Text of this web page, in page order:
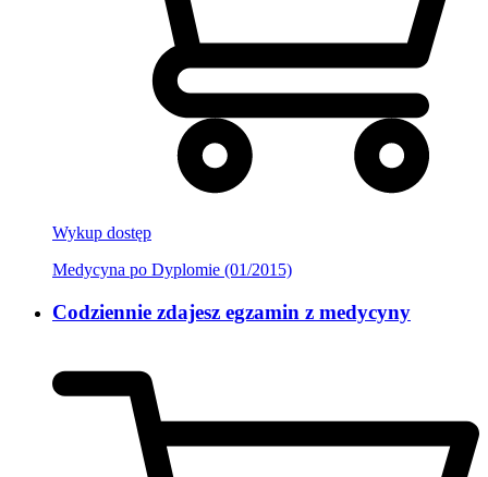
Wykup dostęp
Medycyna po Dyplomie (01/2015)
Codziennie zdajesz egzamin z medycyny